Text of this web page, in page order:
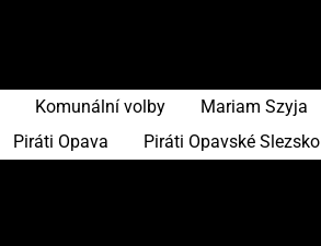
Komunální volby Mariam Szyja
Piráti Opava Piráti Opavské Slezsko